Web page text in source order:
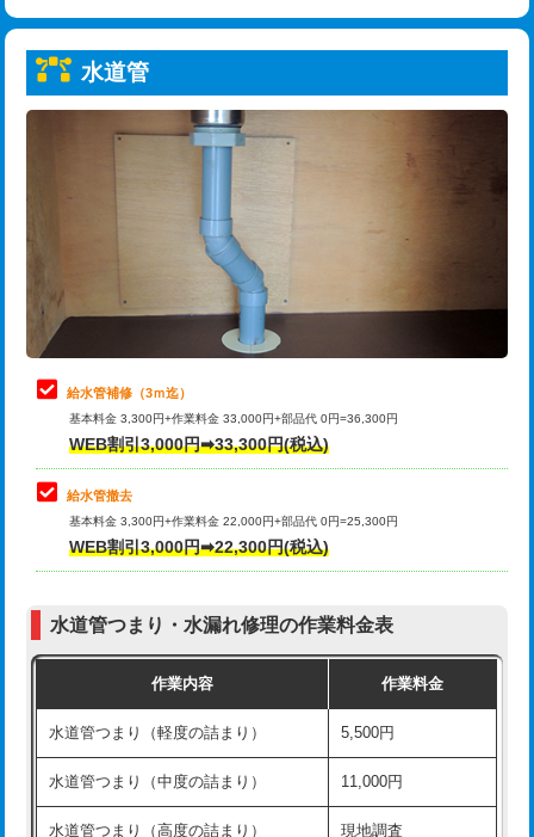
給水管工事※（ライニング鋼管・銅
管・ポリ管・HT管使用/3ｍまで)
給水管工事※（ライニング鋼管・銅
管・ポリ管・HT管使用/3ｍ超え)
排水管工事（土の掘削・埋め戻し作
11,000円~
排水管工事（排水管工事/3ｍまで） 55,000円
排水管工事（追加 排水管工事/3ｍ超
マス交換（土の掘削・埋め戻し作業）
マス交換（深さ50㎝未満）
マス交換（深さ50㎝以上）
コンクリート斫り（厚さ10㎝まで）
モルタル補修（厚さ10㎝超え） 38,500円
洗面台設置 38,500円
化粧台設置 22,000円
トーラー機使用/3mまで
追加トーラー機使用/3m超え
33,000円
8,800円
止水・漏水調査・防水処理・清掃・修
理・調整・分解・加工など（軽作業）
11,000円
止水・漏水調査・防水処理・清掃・修
理・調整・分解・加工など（中作業）
止水・漏水調査・防水処理・清掃・修
理・調整・分解・加工など（重作業）
33,000円
その他部品の脱着
交換・取付（タンク）
式）)
式・ワンホール）)
交換・取付(排水栓・排水トラップ
22,000円+材料費
水道管
給水管補修（3ｍ迄）
基本料金 3,300円+作業料金 33,000円+部品代 0円=36,300円
WEB割引3,000円➡33,300円(税込)
給水管撤去
基本料金 3,300円+作業料金 22,000円+部品代 0円=25,300円
WEB割引3,000円➡22,300円(税込)
水道管つまり・水漏れ修理の作業料金表
作業内容 作業料金
水道管つまり（軽度の詰まり） 5,500円
水道管つまり（中度の詰まり） 11,000円
水道管つまり（高度の詰まり） 現地調査